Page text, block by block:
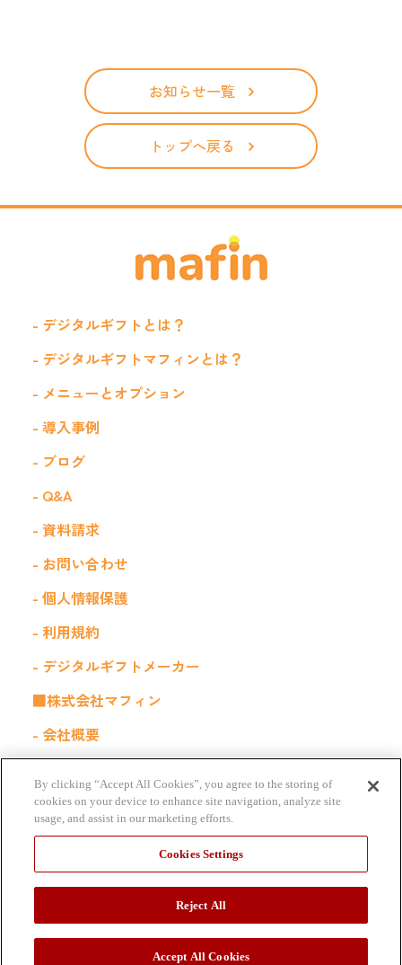
お知らせ一覧
トップへ戻る
- デジタルギフトとは？
- デジタルギフトマフィンとは？
- メニューとオプション
- 導入事例
- ブログ
- Q&A
- 資料請求
- お問い合わせ
- 個人情報保護
- 利用規約
- デジタルギフトメーカー
■株式会社マフィン
- 会社概要
■関連サービス
福利厚生サービス｜Kiigo for 社内販売
By clicking “Accept All Cookies”, you agree to the storing of
cookies on your device to enhance site navigation, analyze site
usage, and assist in our marketing efforts.
Cookies Settings
Reject All
Accept All Cookies